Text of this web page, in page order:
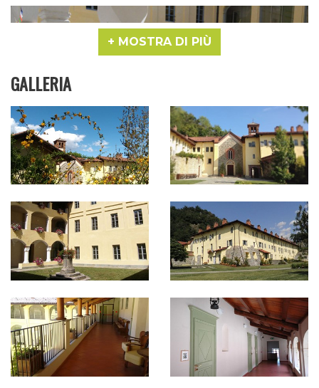
immerso nel verde della montagna, oggi si è
trasformato in struttura ricettiva e centro di
formazione. Un
luogo di sosta e di pensiero,
abitato dalla storia e racchiuso da due cerchie di
mura: quelle antiche, che racchiudono gli edifici
del convento, e quelle che circondano la parte
rurale e coltivata. Nella ristrutturazione, le celle
delle monache sono state trasformate in
accoglienti camere raccolte attorno al chiostro
del convento, di cui conservano lo stile sobrio ed
essenziale. La maggior parte di esse si affaccia sul
giardino, regalando splendide viste sui laghi di
MOSTRA DI PIÙ
GALLERIA